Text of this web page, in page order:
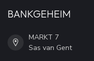
BANKGEHEIM
MARKT 7
Sas van Gent